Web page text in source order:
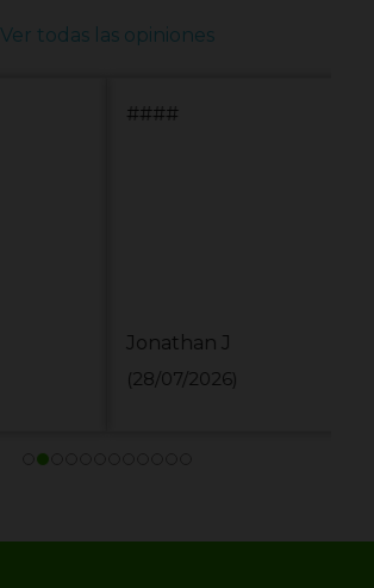
Ver todas las opiniones